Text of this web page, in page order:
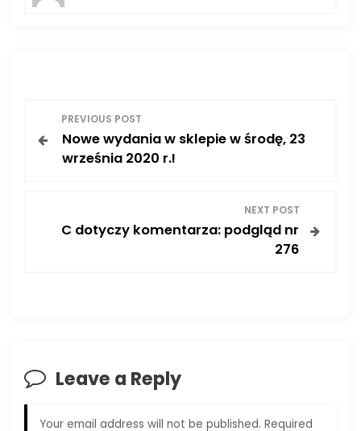
o
i
g
PREVIOUS POST
Nowe wydania w sklepie w środę, 23
września 2020 r.!
NEXT POST
C dotyczy komentarza: podgląd nr
276
Leave a Reply
Your email address will not be published. Required